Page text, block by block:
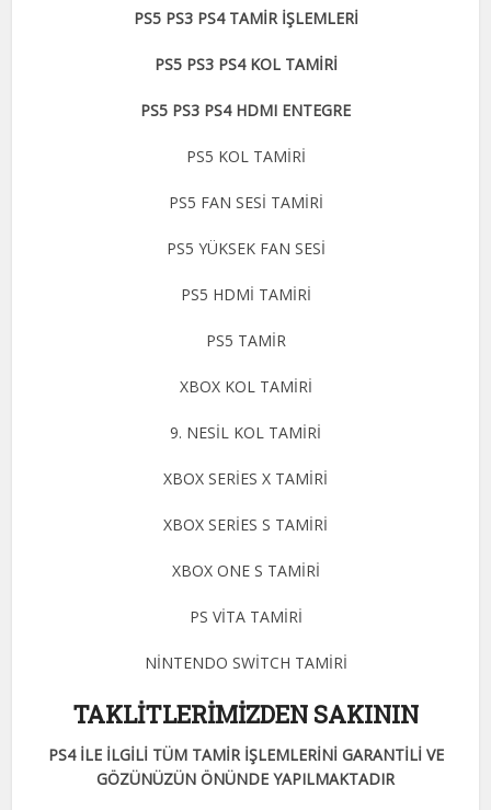
PS5 PS3 PS4 TAMİR İŞLEMLERİ
PS5 PS3 PS4 KOL TAMİRİ
PS5 PS3 PS4 HDMI ENTEGRE
PS5 KOL TAMİRİ
PS5 FAN SESİ TAMİRİ
PS5 YÜKSEK FAN SESİ
PS5 HDMİ TAMİRİ
PS5 TAMİR
XBOX KOL TAMİRİ
9. NESİL KOL TAMİRİ
XBOX SERİES X TAMİRİ
XBOX SERİES S TAMİRİ
XBOX ONE S TAMİRİ
PS VİTA TAMİRİ
NİNTENDO SWİTCH TAMİRİ
TAKLİTLERİMİZDEN SAKININ
PS4 İLE İLGİLİ TÜM TAMİR İŞLEMLERİNİ GARANTİLİ VE
GÖZÜNÜZÜN ÖNÜNDE YAPILMAKTADIR